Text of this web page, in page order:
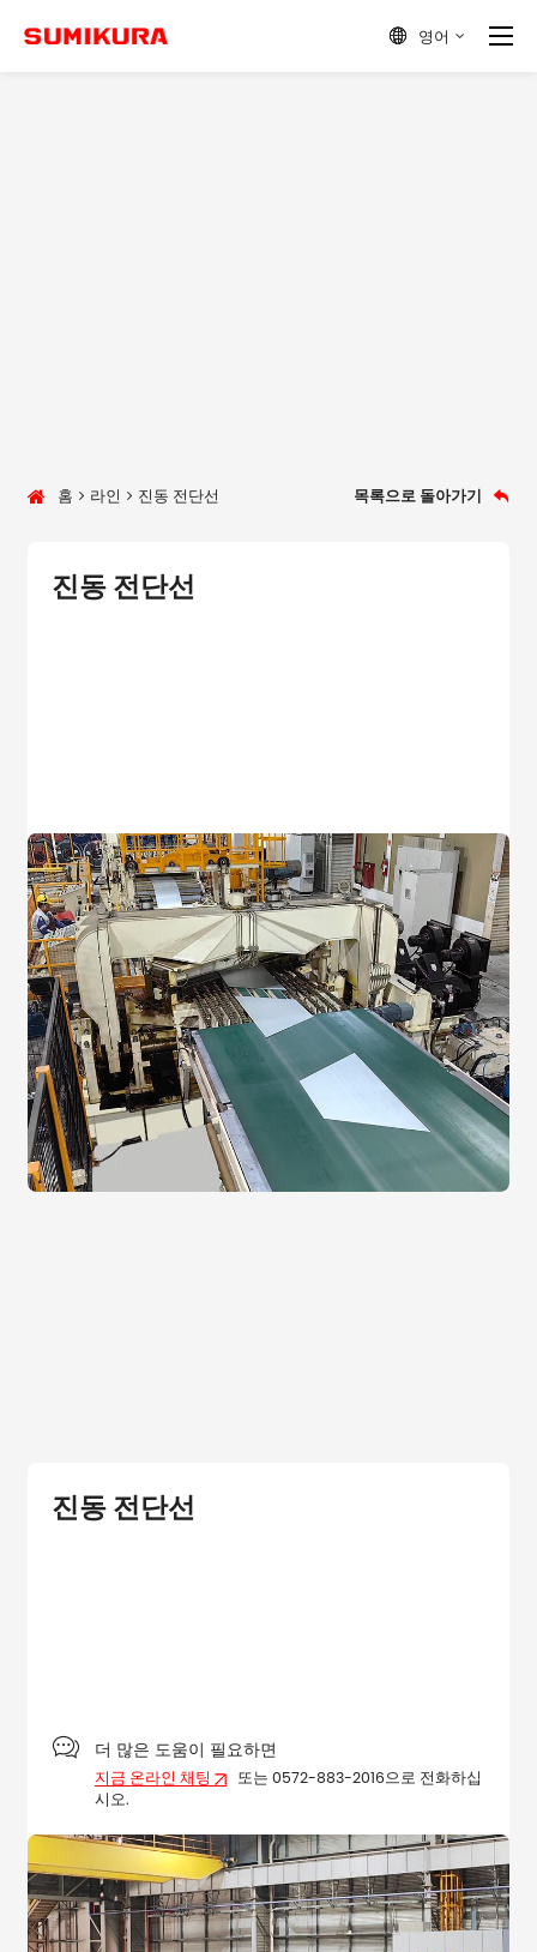
 영어
홈 라인 진동 전단선 목록으로 돌아가기 
진동 전단선
진동 전단선
 더 많은 도움이 필요하면
지금 온라인 채팅
또는 0572-883-2016으로 전화하십
시오.